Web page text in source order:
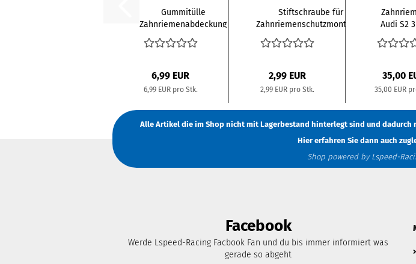
Gummitülle
Zahnriemenabdeckung
Audi 5 Zylinder...
6,99 EUR
6,99 EUR pro Stk.
Stiftschraube für
Zahnriemenschutzmontage...
2,99 EUR
2,99 EUR pro Stk.
Audi S2
200 20V
35,00
35,00 EUR
Alle Artikel die im Shop nicht mit Lagerbestand hinterlegt sind und dadurch
Hier erfahren Sie dann auch
Shop powered by Lspeed-
Facebook
Werde Lspeed-Racing Facbook Fan und du bis immer informiert was
gerade so abgeht